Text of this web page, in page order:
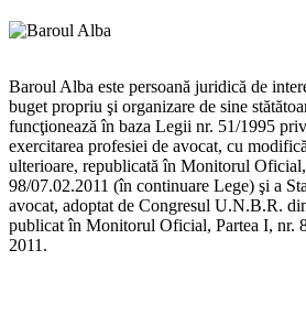
Baroul Alba este persoană juridică de
buget propriu şi organizare de sine
funcţionează în baza Legii nr. 51/1995
exercitarea profesiei de avocat, cu
ulterioare, republicată în Monitorul Oficial,
98/07.02.2011 (în continuare Lege) şi a
avocat, adoptat de Congresul U.N.B.R.
publicat în Monitorul Oficial, Partea I, nr.
2011.